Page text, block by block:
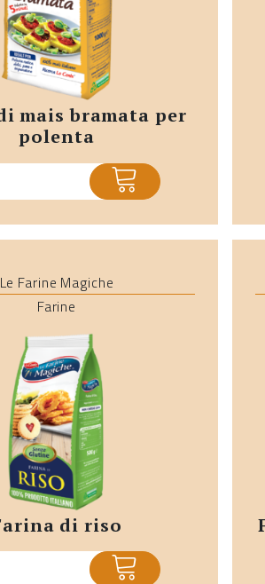
polenta
ACQUISTA
Le Farine Magiche
Farine
farina di riso
ACQUISTA